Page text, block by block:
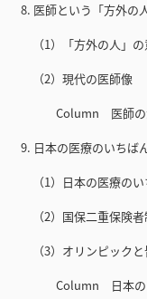
8. 医師という「方外の
（1）「方外の人」の
（2）現代の医師像
Column 医師の
9. 日本の医療のいちば
（1）日本の医療のい
（2）国保二重保険者
（3）オリンピックと
Column 日本のい